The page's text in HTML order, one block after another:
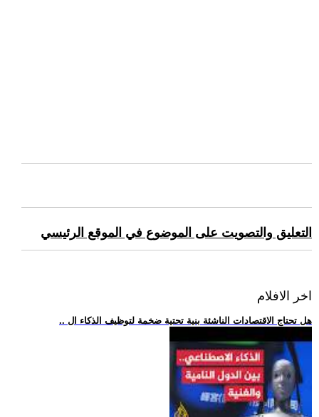
التعليق والتصويت على الموضوع في الموقع الرئيسي
اخر الافلام
.. هل تحتاج الاقتصادات الناشئة بنية تحتية ضخمة لتوظيف الذكاء ال